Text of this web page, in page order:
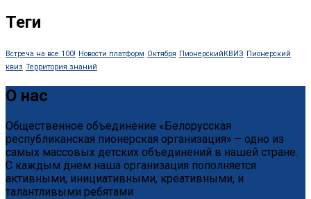
Теги
Встреча на все 100! Новости платформ Октября ПионерскийКВИЗ Пионерский
квиз Территория знаний
О нас
Общественное объединение «Белорусская
республиканская пионерская организация» – одно из
самых массовых детских объединений в нашей стране.
С каждым днем наша организация пополняется
активными, инициативными, креативными, и
талантливыми ребятами